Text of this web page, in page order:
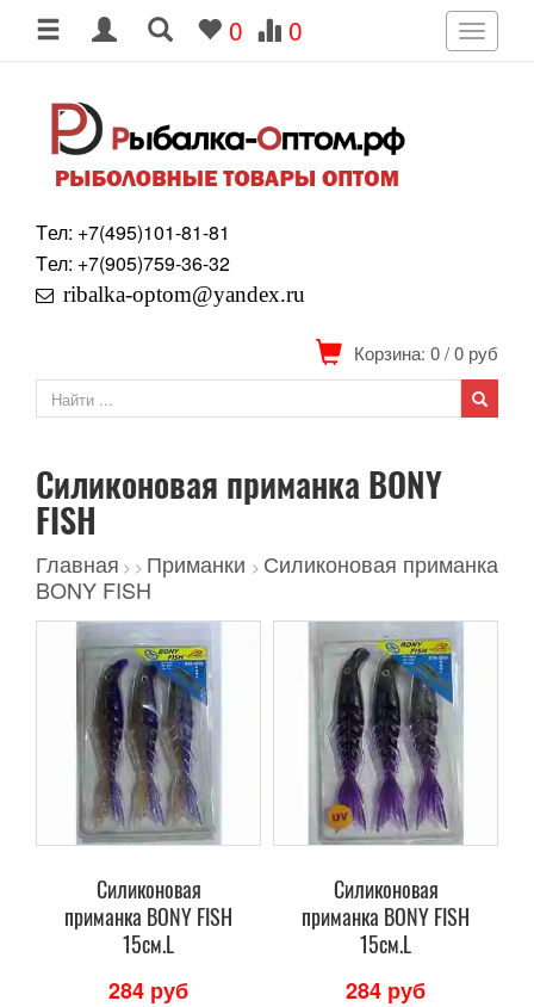
0 0
Toggle
Tел: +7(495)101-81-81
Tел: +7(905)759-36-32
ribalka-optom@yandex.ru
Корзина: 0/0 руб
Силиконовая приманка BONY
FISH
Главная > > Приманки > Силиконовая приманка
BONY FISH
Силиконовая
приманка BONY FISH
15см.L
284 руб
Силиконовая
приманка BONY FISH
15см.L
284 руб